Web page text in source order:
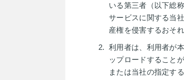
いる第三者（以下総
サービスに関する当
産権を侵害するおそ
利用者は、利用者が
ップロードすること
または当社の指定す